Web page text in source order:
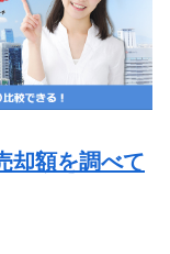
却額を調べて